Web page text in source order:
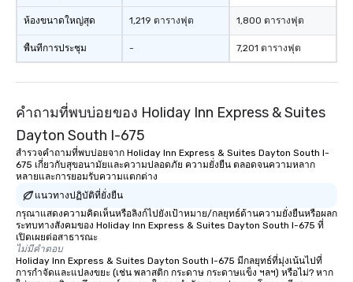
ห้องขนาดใหญ่สุด
พื้นที่การประชุม
1,219 ตารางฟุต
-
1,800 ตารางฟุต
7,201 ตารางฟุต
คำถามที่พบบ่อยของ Holiday Inn Express & Suites
Dayton South I-675
สำรวจคำถามที่พบบ่อยจาก Holiday Inn Express & Suites Dayton South I-
675 เกี่ยวกับสุขอนามัยและความปลอดภัย ความยั่งยืน ตลอดจนความหลาก
หลายและการยอมรับความแตกต่าง
แนวทางปฏิบัติที่ยั่งยืน
กรุณาแสดงความคิดเห็นหรือลิงก์ไปยังเป้าหมาย/กลยุทธ์ด้านความยั่งยืนหรือผลก
ระทบทางสังคมของ Holiday Inn Express & Suites Dayton South I-675 ที่
เปิดเผยต่อสาธารณะ
ไม่มีคำตอบ
Holiday Inn Express & Suites Dayton South I-675 มีกลยุทธ์ที่มุ่งเน้นไปที่
การกำจัดและแปลงขยะ (เช่น พลาสติก กระดาษ กระดาษแข็ง ฯลฯ) หรือไม่? หาก